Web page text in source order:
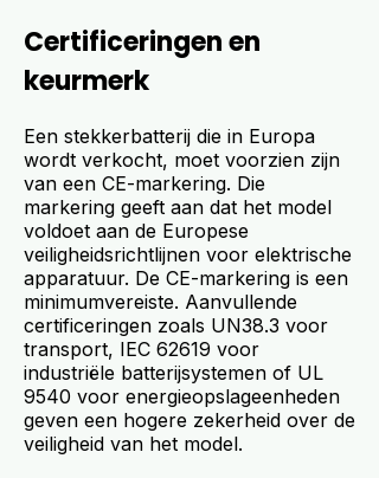
Certificeringen en
keurmerk
Een stekkerbatterij die in Europa
wordt verkocht, moet voorzien zijn
van een CE-markering. Die
markering geeft aan dat het model
voldoet aan de Europese
veiligheidsrichtlijnen voor elektrische
apparatuur. De CE-markering is een
minimumvereiste. Aanvullende
certificeringen zoals UN38.3 voor
transport, IEC 62619 voor
industriële batterijsystemen of UL
9540 voor energieopslageenheden
geven een hogere zekerheid over de
veiligheid van het model.